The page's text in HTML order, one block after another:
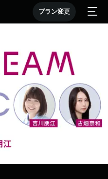
プラン変更